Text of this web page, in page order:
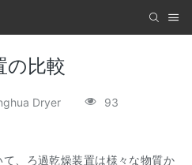
の比較
Dryer 93
、ろ過乾燥装置は様々な物質か